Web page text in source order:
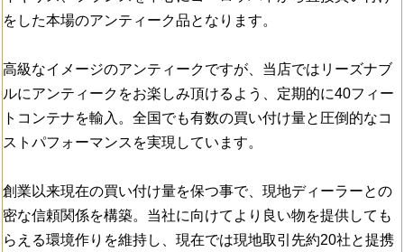
をした本場のアンティーク品となります。
高級なイメージのアンティークですが、当店ではリーズナブ
ルにアンティークをお楽しみ頂けるよう、定期的に40フィー
トコンテナを輸入。全国でも有数の買い付け量と圧倒的なコ
ストパフォーマンスを実現しています。
創業以来現在の買い付け量を保つ事で、現地ディーラーとの
密な信頼関係を構築。当社に向けてより良い物を提供しても
らえる環境作りを維持し、現在では現地取引先約20社と提携